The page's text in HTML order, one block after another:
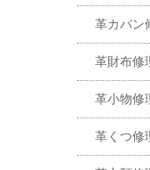
革カバン
革財布修
革小物修
革くつ修